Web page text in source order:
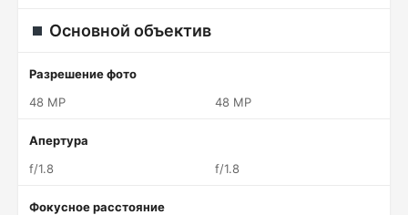
Основной объектив
Разрешение фото
48 MP
48 MP
Апертура
f/1.8
f/1.8
Фокусное расстояние